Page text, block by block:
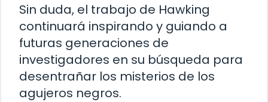
Sin duda, el trabajo de Hawking
continuará inspirando y guiando a
futuras generaciones de
investigadores en su búsqueda para
desentrañar los misterios de los
agujeros negros.